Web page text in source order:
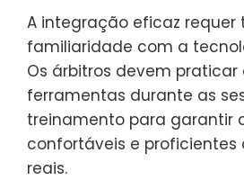
A integração eficaz requer
familiaridade com a
Os árbitros devem praticar
ferramentas durante as
treinamento para garantir
confortáveis e proficientes
reais.